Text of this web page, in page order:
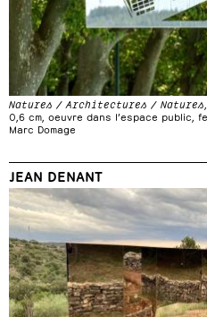
Natures / Architectures / Natures
0,6 cm, oeuvre dans l’espace public,
Marc Domage
JEAN DENANT